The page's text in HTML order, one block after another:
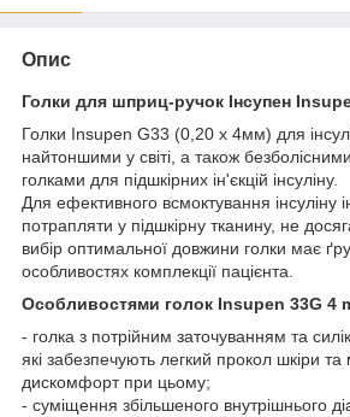
Опис
Голки для шприц-ручок Інсупен
Голки Insupen G33 (0,20 х 4мм) для
найтоншими у світі, а також
голками для підшкірних ін'єкцій інсуліну.
Для ефективного всмоктування інсуліну
потрапляти у підшкірну тканину, не
вибір оптимальної довжини голки має
особливостях комплекції пацієнта.
Особливостями голок Insupen 33G 4
- голка з потрійним заточуванням та
які забезпечують легкий прокол шкіри та
дискомфорт при цьому;
- суміщення збільшеного внутрішнього